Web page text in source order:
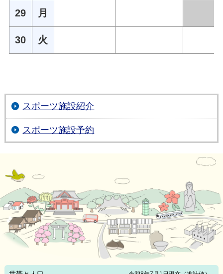
29 月
30 火
スポーツ施設紹介
スポーツ施設予約